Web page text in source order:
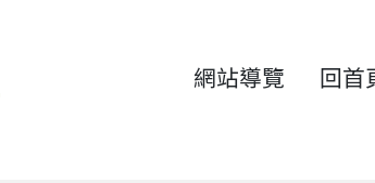
網站導覽 回首